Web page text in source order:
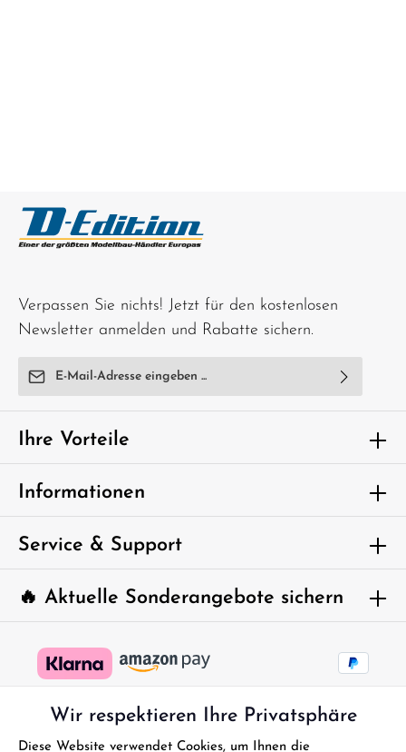
Verpassen Sie nichts! Jetzt für den kostenlosen
Newsletter anmelden und Rabatte sichern.
E-Mail-Adresse*
Ich habe dieDatenschutzbestimmungenzur Kenntnis
genommen und die
einverstanden.
Um weiterzugehen, geben Sie die oben
abgebildeten Zeichen ein*
🔥 Aktuelle Sonderangebote sichern
Ihre Vorteile
Informationen
Service & Support
Wir respektieren Ihre Privatsphäre
Diese Website verwendet Cookies, um Ihnen die